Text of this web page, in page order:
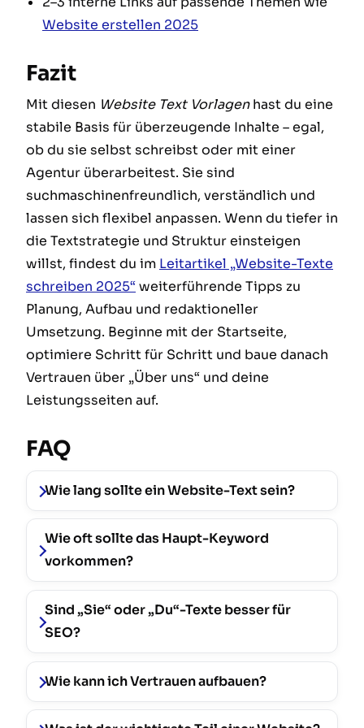
Website erstellen 2025
Fazit
Mit diesen Website Text Vorlagenhast du eine
stabile Basis für überzeugende Inhalte – egal,
ob du sie selbst schreibst oder mit einer
Agentur überarbeitest. Sie sind
suchmaschinenfreundlich, verständlich und
lassen sich flexibel anpassen. Wenn du tiefer in
die Textstrategie und Struktur einsteigen
willst, findest du im Leitartikel „Website-Texte
schreiben 2025“weiterführende Tipps zu
Planung, Aufbau und redaktioneller
Umsetzung. Beginne mit der Startseite,
optimiere Schritt für Schritt und baue danach
Vertrauen über „Über uns“ und deine
Leistungsseiten auf.
FAQ
Wie lang sollte ein Website-Text sein?
Wie oft sollte das Haupt-Keyword
vorkommen?
Sind „Sie“ oder „Du“-Texte besser für
SEO?
Wie kann ich Vertrauen aufbauen?